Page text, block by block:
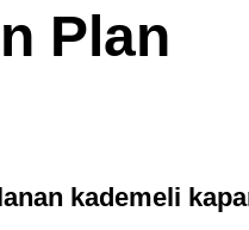
Plan
kademeli